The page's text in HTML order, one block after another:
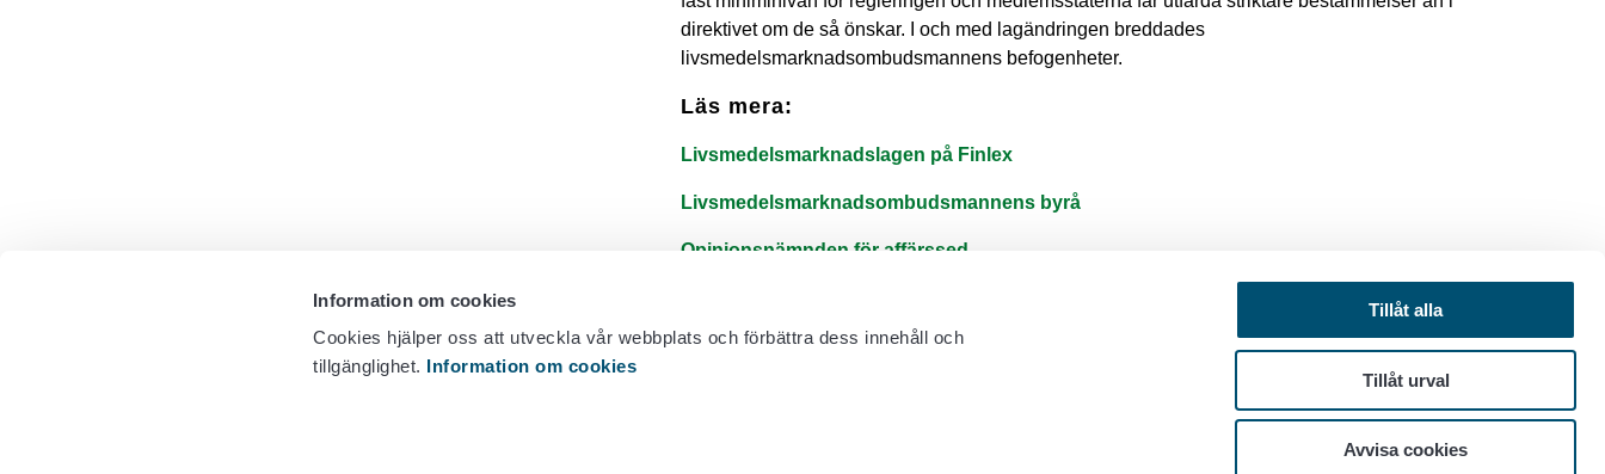
Information om cookies
Cookies hjälper oss att utveckla vår webbplats och förbättra dess innehåll och
tillgänglighet. Information om cookies
Tillåt alla
Tillåt urval
Avvisa cookies
direktivet om de så önskar. I och med lagändringen breddades
livsmedelsmarknadsombudsmannens befogenheter.
Läs mera:
Livsmedelsmarknadslagen på Finlex
Livsmedelsmarknadsombudsmannens byrå
Opinionsnämnden för affärssed
Datasekretess